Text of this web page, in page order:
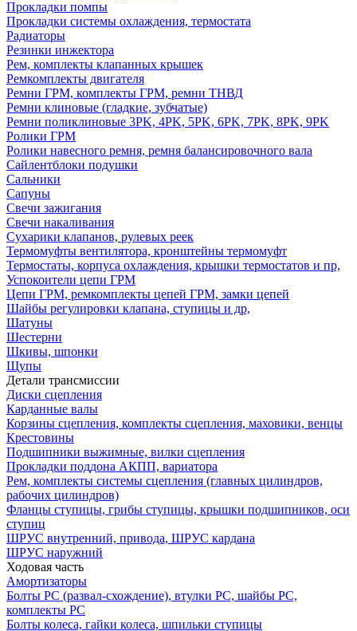
Прокладки помпы
Прокладки системы охлаждения, термостата
Радиаторы
Резинки инжектора
Рем, комплекты клапанных крышек
Ремкомплекты двигателя
Ремни ГРМ, комплекты ГРМ, ремни ТНВД
Ремни клиновые (гладкие, зубчатые)
Ремни поликлиновые 3PK, 4PK, 5PK, 6PK, 7PK, 8PK, 9PK
Ролики ГРМ
Ролики навесного ремня, ремня балансировочного вала
Сайлентблоки подушки
Сальники
Сапуны
Свечи зажигания
Свечи накаливания
Сухарики клапанов, рулевых реек
Термомуфты вентилятора, кронштейны термомуфт
Термостаты, корпуса охлаждения, крышки термостатов и пр,
Успокоители цепи ГРМ
Цепи ГРМ, ремкомплекты цепей ГРМ, замки цепей
Шайбы регулировки клапана, ступицы и др,
Шатуны
Шестерни
Шкивы, шпонки
Щупы
Детали трансмиссии
Диски сцепления
Карданные валы
Корзины сцепления, комплекты сцепления, маховики, венцы
Крестовины
Подшипники выжимные, вилки сцепления
Прокладки поддона АКПП, вариатора
Рем, комплекты системы сцепления (главных цилиндров,
рабочих цилиндров)
Фланцы ступицы, грибы ступицы, крышки подшипников, оси
ступиц
ШРУС внутренний, привода, ШРУС кардана
ШРУС наружний
Ходовая часть
Амортизаторы
Болты РС (развал-схождение), втулки РС, шайбы РС,
комплекты РС
Болты колеса, гайки колеса, шпильки ступицы